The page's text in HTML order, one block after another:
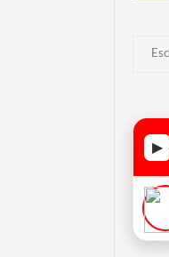
▶